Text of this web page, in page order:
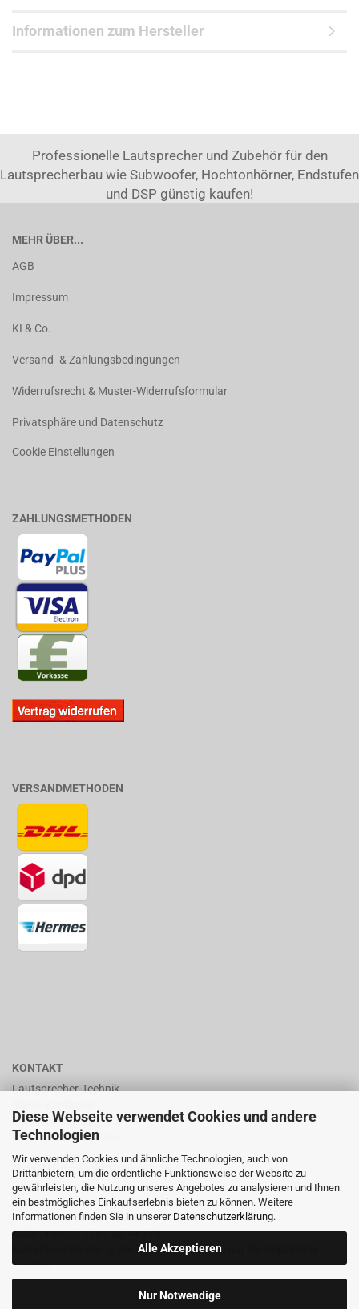
Diese Webseite verwendet Cookies und andere
Technologien
Wir verwenden Cookies und ähnliche Technologien, auch von
Drittanbietern, um die ordentliche Funktionsweise der Website zu
gewährleisten, die Nutzung unseres Angebotes zu analysieren und Ihnen
ein bestmögliches Einkaufserlebnis bieten zu können. Weitere
Informationen finden Sie in unserer Datenschutzerklärung.
Alle Akzeptieren
Nur Notwendige
Informationen zum Hersteller
Professionelle Lautsprecher und Zubehör für den
Lautsprecherbau wie Subwoofer, Hochtonhörner, Endstufen
und DSP günstig kaufen!
MEHR ÜBER...
AGB
Impressum
KI & Co.
Versand- & Zahlungsbedingungen
Widerrufsrecht & Muster-Widerrufsformular
Privatsphäre und Datenschutz
Cookie Einstellungen
ZAHLUNGSMETHODEN
VERSANDMETHODEN
KONTAKT
Lautsprecher-Technik
Frankenhäuserstr. 65
99706 Sondershausen
shop@lautsprecher-technik.de
Tel.: +49 (0) 36 32 / 757 876
Fax: +49 (0) 36 32 / 757 875
Mobil: +49 (0) 173 / 32 44 770
kostenlose Beratung per Email oder Telefon nur für registrierte
Kunden